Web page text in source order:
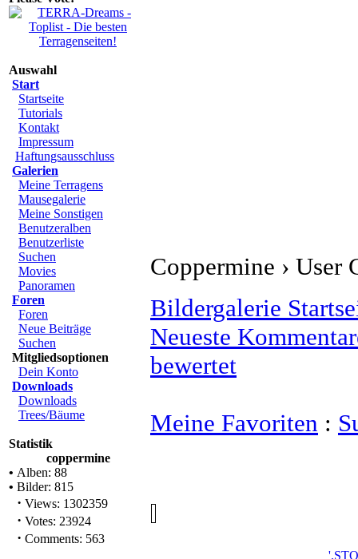
Auswahl
Start
Startseite
Tutorials
Kontakt
Impressum
Haftungsausschluss
Galerien
Meine Terragens
Mausegalerie
Meine Sonstigen
Benutzeralben
Benutzerliste
Suchen
Movies
Panoramen
Foren
Foren
Neue Beiträge
Suchen
Mitgliedsoptionen
Dein Konto
Downloads
Downloads
Trees/Bäume
Statistik
coppermine
• Alben: 88
• Bilder: 815
· Views: 1302359
· Votes: 23924
· Comments: 563
Coppermine › User
Bildergalerie
Neueste
bewertet
Meine Favoriten :